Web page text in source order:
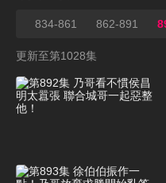
834-861 862-891
更新至第1028集